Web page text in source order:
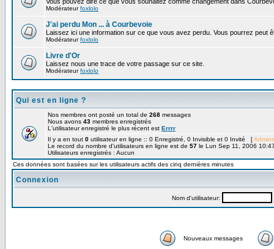
Modérateurfoxlolo
J'ai perdu Mon ... à Courbevoie
Laissez ici une information sur ce que vous avez perdu. Vous pourrez peut
Modérateurfoxlolo
Livre d'Or
Laissez nous une trace de votre passage sur ce site.
Modérateurfoxlolo
Qui est en ligne ?
Nos membres ont posté un total de 268 messages
Nous avons 43 membres enregistrés
L'utilisateur enregistré le plus récent est Errrr
Il y a en tout 0 utilisateur en ligne :: 0 Enregistré, 0 Invisible et 0 Invité [
Le record du nombre d'utilisateurs en ligne est de 57 le Lun Sep 11, 2006
Utilisateurs enregistrés : Aucun
Ces données sont basées sur les utilisateurs actifs des cinq dernières minutes
Connexion
Nom d'utilisateur:
Nouveaux messages